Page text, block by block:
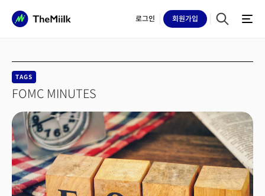
로그인 회원가입
TAGS
FOMC MINUTES